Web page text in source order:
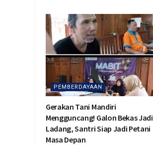
PEMBERDAYAAN
Gerakan Tani Mandiri
Mengguncang! Galon Bekas Jadi
Ladang, Santri Siap Jadi Petani
Masa Depan